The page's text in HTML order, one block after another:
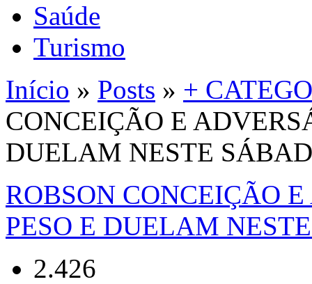
Saúde
Turismo
Início » Posts » +
CONCEIÇÃO E
DUELAM NESTE
ROBSON CONCEIÇÃO
PESO E DUELAM
2.426